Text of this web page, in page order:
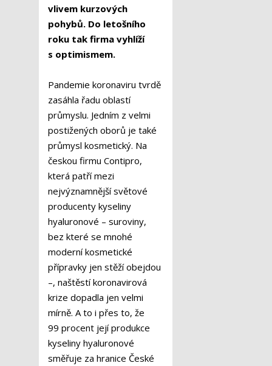
vlivem kurzových
pohybů. Do letošního
roku tak firma vyhlíží
s optimismem.
Pandemie koronaviru tvrdě
zasáhla řadu oblastí
průmyslu. Jedním z velmi
postižených oborů je také
průmysl kosmetický. Na
českou firmu Contipro,
která patří mezi
nejvýznamnější světové
producenty kyseliny
hyaluronové – suroviny,
bez které se mnohé
moderní kosmetické
přípravky jen stěží obejdou
–, naštěstí koronavirová
krize dopadla jen velmi
mírně. A to i přes to, že
99 procent její produkce
kyseliny hyaluronové
směřuje za hranice České